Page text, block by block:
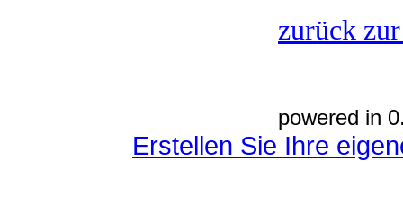
zurück
powered in
Erstellen Sie Ihre